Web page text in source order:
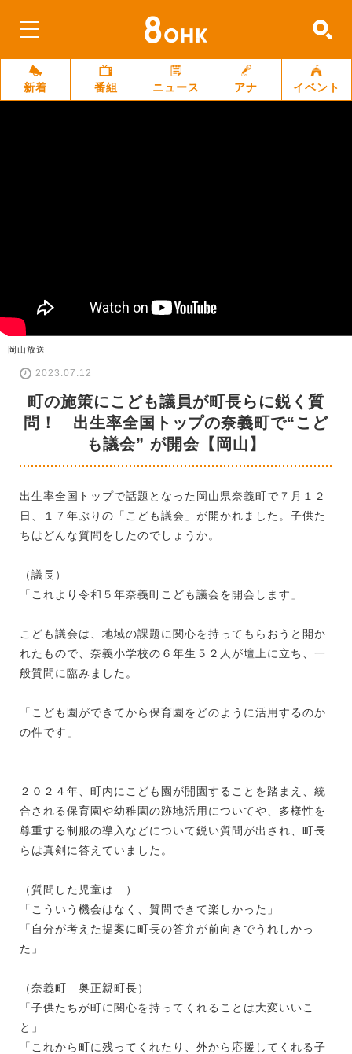
新着 番組 ニュース アナ イベント
岡山放送
2023.07.12
町の施策にこども議員が町長らに鋭く質
問！ 出生率全国トップの奈義町で“こど
も議会” が開会【岡山】
出生率全国トップで話題となった岡山県奈義町で７月１２
日、１７年ぶりの「こども議会」が開かれました。子供た
ちはどんな質問をしたのでしょうか。
（議長）
「これより令和５年奈義町こども議会を開会します」
こども議会は、地域の課題に関心を持ってもらおうと開か
れたもので、奈義小学校の６年生５２人が壇上に立ち、一
般質問に臨みました。
「こども園ができてから保育園をどのように活用するのか
の件です」
２０２４年、町内にこども園が開園することを踏まえ、統
合される保育園や幼稚園の跡地活用についてや、多様性を
尊重する制服の導入などについて鋭い質問が出され、町長
らは真剣に答えていました。
（質問した児童は…）
「こういう機会はなく、質問できて楽しかった」
「自分が考えた提案に町長の答弁が前向きでうれしかっ
た」
（奈義町 奥正親町長）
「子供たちが町に関心を持ってくれることは大変いいこ
と」
「これから町に残ってくれたり、外から応援してくれる子